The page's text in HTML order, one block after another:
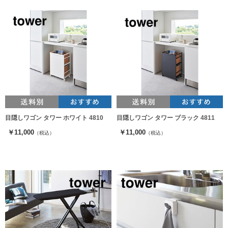
目隠しワゴン タワー ホワイト 4810
￥11,000 （税込）
目隠しワゴン タワー ブラック 4811
￥11,000 （税込）